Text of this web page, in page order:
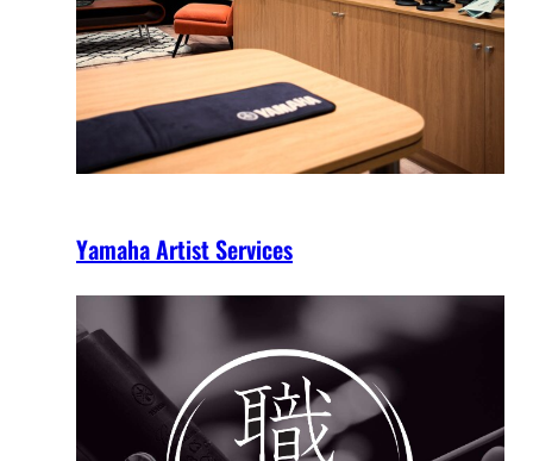
Yamaha Artist Services